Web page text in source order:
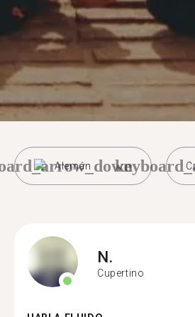
Alemán
N.
Cupertino